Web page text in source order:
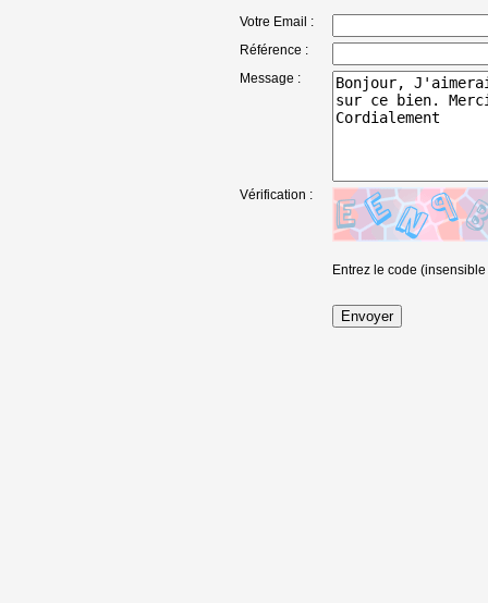
Votre Email :
Référence :
Message :
Vérification :
Entrez le code